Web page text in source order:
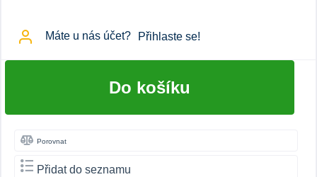
Máte u nás účet? Přihlaste se!
Do košíku
Porovnat
Přidat do seznamu